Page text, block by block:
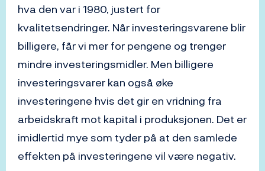
hva den var i 1980, justert for
kvalitetsendringer. Når investeringsvarene blir
billigere, får vi mer for pengene og trenger
mindre investeringsmidler. Men billigere
investeringsvarer kan også øke
investeringene hvis det gir en vridning fra
arbeidskraft mot kapital i produksjonen. Det er
imidlertid mye som tyder på at den samlede
effekten på investeringene vil være negativ.